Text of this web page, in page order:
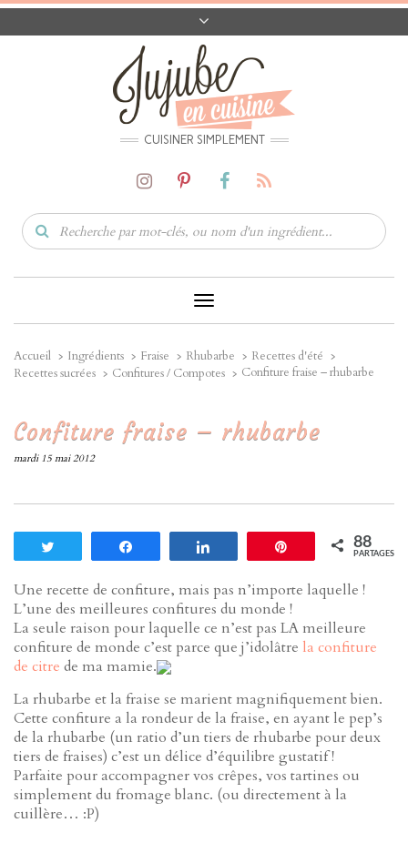
CONTACT
CODES PROMO
MATÉRIEL
CUISINER SIMPLEMENT
Toggle
Navigation
Accueil Ingrédients Fraise Rhubarbe
Recettes d'été
Recettes sucrées
Confitures / Compotes Confiture fraise – rhubarbe
Confiture fraise – rhubarbe
mardi 15 mai 2012
Enregistrer88
PARTAGES
Une recette de confiture, mais pas n’importe laquelle !
L’une des meilleures confitures du monde !
La seule raison pour laquelle ce n’est pas LA meilleure
confiture de monde c’est parce que j’idolâtre la confiture
de citre de ma mamie.
La rhubarbe et la fraise se marient magnifiquement bien.
Cette confiture a la rondeur de la fraise, en ayant le pep’s
de la rhubarbe (un ratio d’un tiers de rhubarbe pour deux
tiers de fraises) c’est un délice d’équilibre gustatif !
Parfaite pour accompagner vos crêpes, vos tartines ou
simplement du fromage blanc. (ou directement à la
cuillère… :P)